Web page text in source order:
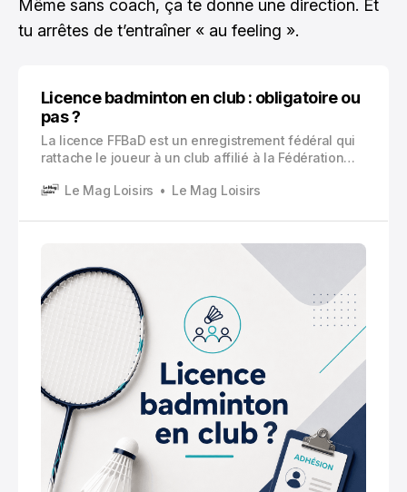
Même sans coach, ça te donne une direction. Et
tu arrêtes de t’entraîner « au feeling ».
Licence badminton en club : obligatoire ou
pas ?
La licence FFBaD est un enregistrement fédéral qui
rattache le joueur à un club affilié à la Fédération
une assurance et permet l’accès à certaines
Le Mag Loisirs Le Mag Loisirs